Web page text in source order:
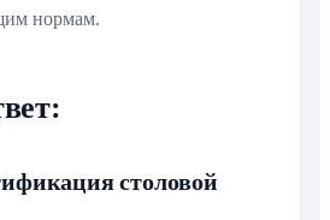
нормам.
столовой